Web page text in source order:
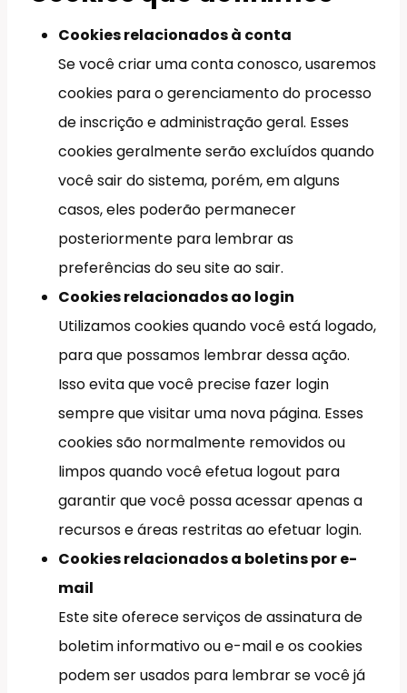
Cookies relacionados à conta
Se você criar uma conta conosco, usaremos
cookies para o gerenciamento do processo
de inscrição e administração geral. Esses
cookies geralmente serão excluídos quando
você sair do sistema, porém, em alguns
casos, eles poderão permanecer
posteriormente para lembrar as
preferências do seu site ao sair.
Cookies relacionados ao login
Utilizamos cookies quando você está logado,
para que possamos lembrar dessa ação.
Isso evita que você precise fazer login
sempre que visitar uma nova página. Esses
cookies são normalmente removidos ou
limpos quando você efetua logout para
garantir que você possa acessar apenas a
recursos e áreas restritas ao efetuar login.
Cookies relacionados a boletins por e-
mail
Este site oferece serviços de assinatura de
boletim informativo ou e-mail e os cookies
podem ser usados para lembrar se você já